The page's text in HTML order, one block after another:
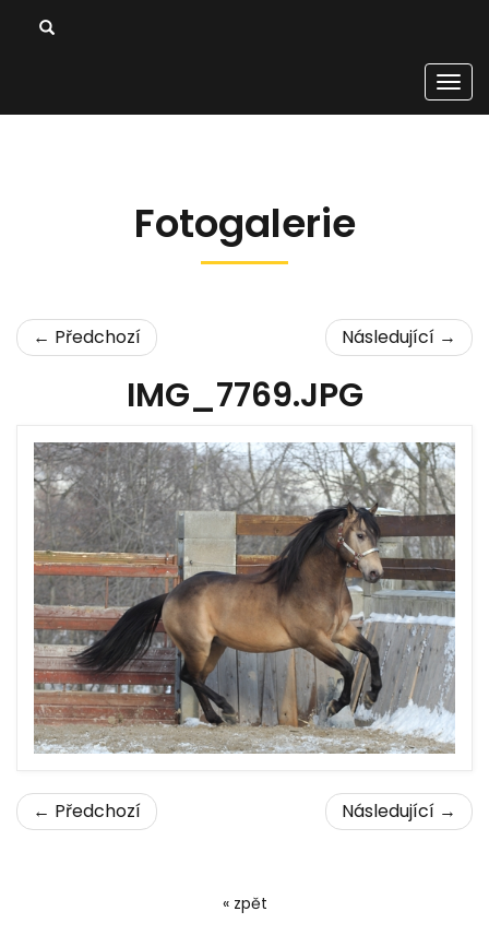
Fotogalerie
← Předchozí Následující →
IMG_7769.JPG
← Předchozí Následující →
« zpět